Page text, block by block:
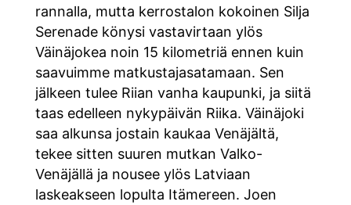
rannalla, mutta kerrostalon kokoinen Silja
Serenade könysi vastavirtaan ylös
Väinäjokea noin 15 kilometriä ennen kuin
saavuimme matkustajasatamaan. Sen
jälkeen tulee Riian vanha kaupunki, ja siitä
taas edelleen nykypäivän Riika. Väinäjoki
saa alkunsa jostain kaukaa Venäjältä,
tekee sitten suuren mutkan Valko-
Venäjällä ja nousee ylös Latviaan
laskeakseen lopulta Itämereen. Joen